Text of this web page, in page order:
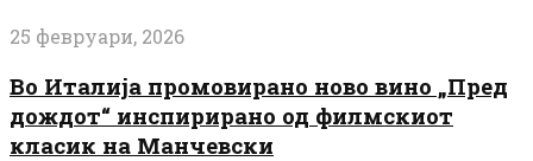
25 февруари, 2026
Во Италија промовирано ново вино „Пред
дождот“ инспирирано од филмскиот
класик на Манчевски